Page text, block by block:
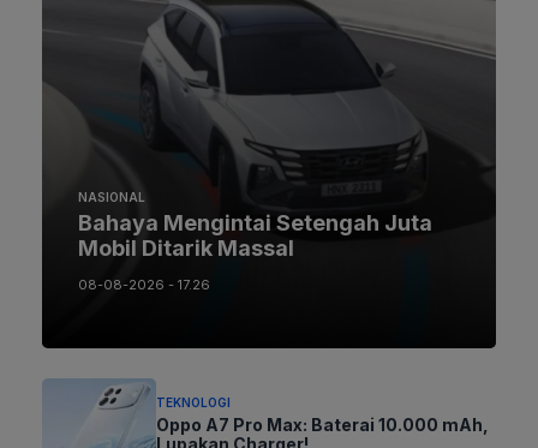
NASIONAL
Bahaya Mengintai Setengah Juta
Mobil Ditarik Massal
08-08-2026 - 17.26
TEKNOLOGI
Oppo A7 Pro Max: Baterai 10.000 mAh,